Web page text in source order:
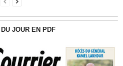
JOUR EN PDF